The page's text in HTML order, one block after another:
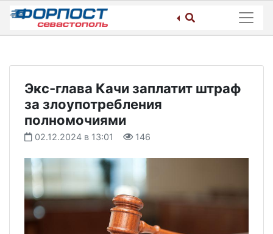
Skip
content
Экс-глава Качи заплатит штраф
за злоупотребления
полномочиями
02.12.2024 в 13:01 146